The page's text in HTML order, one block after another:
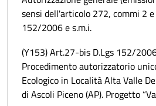
sensi dell'articolo 272, commi 2 e
152/2006 e s.m.i.
(Y153) Art.27-bis D.Lgs 152/
Procedimento autorizzatorio
Ecologico in Località Alta Valle
di Ascoli Piceno (AP). Progetto